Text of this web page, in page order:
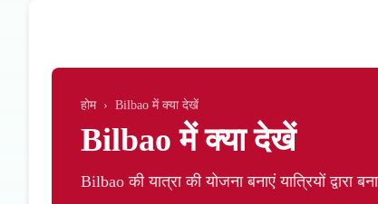
होम › Bilbao में क्या देखें
Bilbao में क्या देखें
Bilbao की यात्रा की योजना बनाएं यात्रियों द्वारा